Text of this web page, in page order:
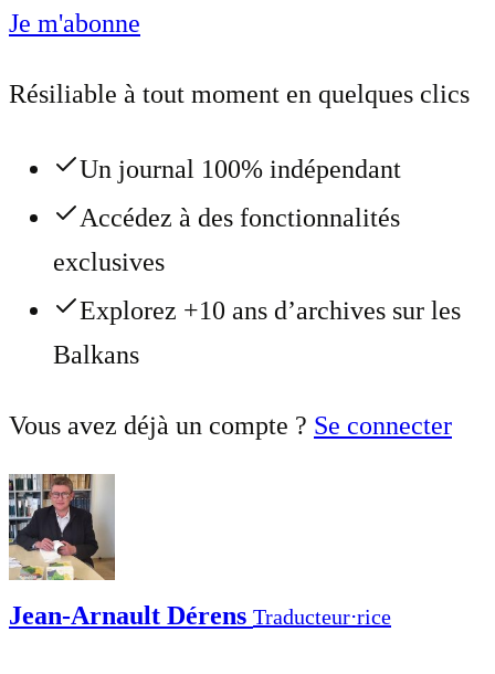
Je m'abonne
Résiliable à tout moment en quelques clics
Un journal 100% indépendant
Accédez à des fonctionnalités
exclusives
Explorez +10 ans d’archives sur les
Balkans
Vous avez déjà un compte ? Se connecter
Jean-Arnault Dérens Traducteur⋅rice